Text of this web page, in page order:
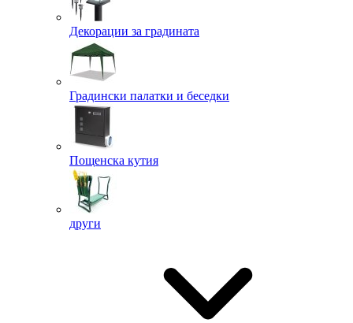
Декорации за градината
Градински палатки и беседки
Пощенска кутия
други